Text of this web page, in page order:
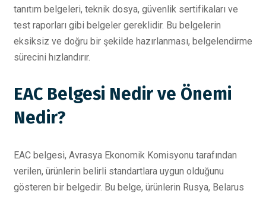
tanıtım belgeleri, teknik dosya, güvenlik sertifikaları ve
test raporları gibi belgeler gereklidir. Bu belgelerin
eksiksiz ve doğru bir şekilde hazırlanması, belgelendirme
sürecini hızlandırır.
EAC Belgesi Nedir ve Önemi
Nedir?
EAC belgesi, Avrasya Ekonomik Komisyonu tarafından
verilen, ürünlerin belirli standartlara uygun olduğunu
gösteren bir belgedir. Bu belge, ürünlerin Rusya, Belarus